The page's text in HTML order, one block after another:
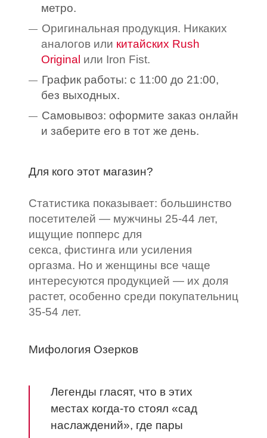
метро.
Оригинальная продукция. Никаких
аналогов или китайских Rush
Original или Iron Fist.
График работы: с 11:00 до 21:00,
без выходных.
Самовывоз: оформите заказ онлайн
и заберите его в тот же день.
Для кого этот магазин?
Статистика показывает: большинство
посетителей — мужчины 25-44 лет,
ищущие попперс для
секса, фистинга или усиления
оргазма. Но и женщины все чаще
интересуются продукцией — их доля
растет, особенно среди покупательниц
35-54 лет.
Мифология Озерков
Легенды гласят, что в этих
местах когда-то стоял «сад
наслаждений», где пары